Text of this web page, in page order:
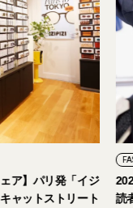
【おしゃれな大人のア
ピジ」が国内初の旗艦